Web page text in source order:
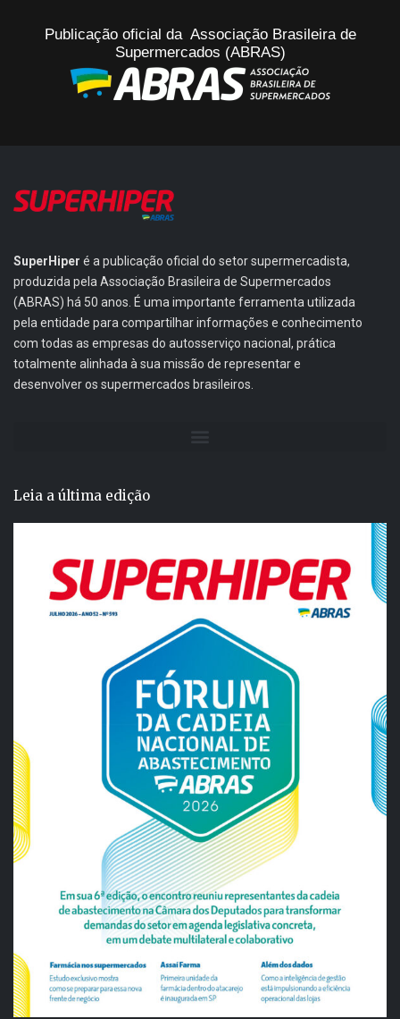
Publicação oficial da Associação Brasileira de
Supermercados (ABRAS)
SuperHiper é a publicação oficial do setor supermercadista,
produzida pela Associação Brasileira de Supermercados
(ABRAS) há 50 anos. É uma importante ferramenta utilizada
pela entidade para compartilhar informações e conhecimento
com todas as empresas do autosserviço nacional, prática
totalmente alinhada à sua missão de representar e
desenvolver os supermercados brasileiros.
Leia a última edição